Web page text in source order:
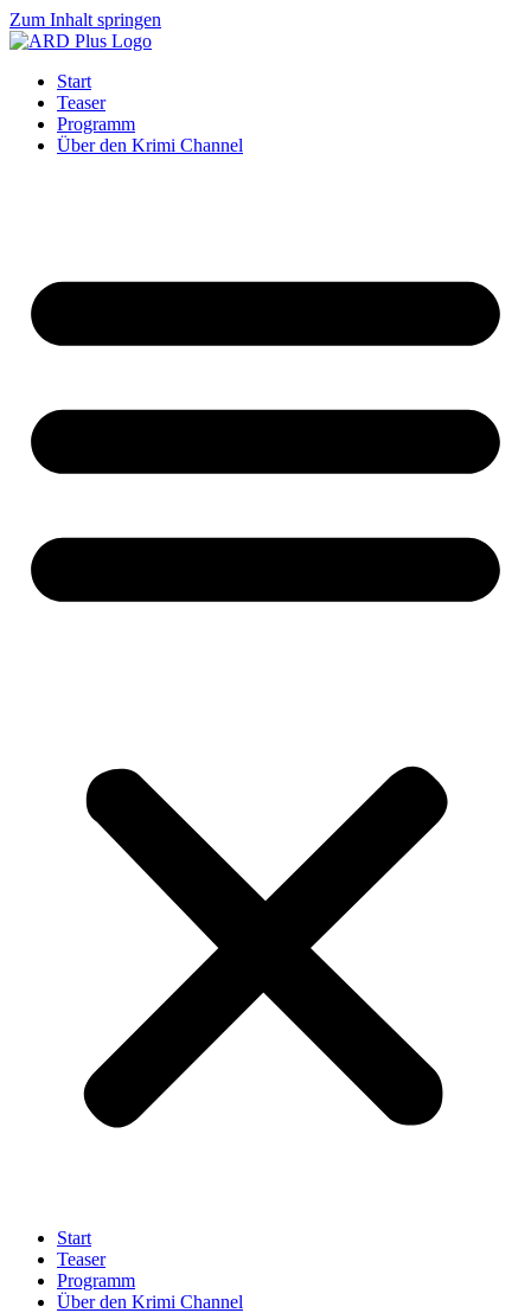
Zum Inhalt springen
Start
Teaser
Programm
Über den Krimi Channel​
Start
Teaser
Programm
Über den Krimi Channel​